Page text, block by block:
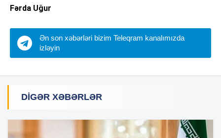
Fərda Uğur
Ən son xəbərləri bizim Teleqram kanalımızda
izləyin
DIGƏR XƏBƏRLƏR